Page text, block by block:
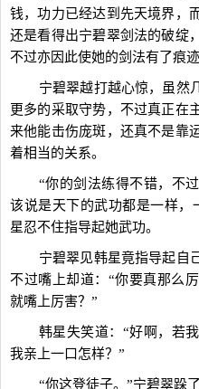
钱，功力已经达到先天境界，
还是看得出宁碧翠剑法的破绽
不过亦因此使她的剑法有了痕迹
宁碧翠越打越心惊，虽然
更多的采取守势，不过真正在
来他能击伤庞斑，还真不是靠
着相当的关系。
“你的剑法练得不错，不
该说是天下的武功都是一样，
星忍不住指导起她武功。
宁碧翠见韩星竟指导起自
不过嘴上却道：“你要真那么
就嘴上厉害？”
韩星失笑道：“好啊，若
我亲上一口怎样？”
“你这登徒子。”宁碧翠跺